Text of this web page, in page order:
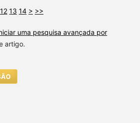
12 13 14 > >>
uma pesquisa avançada por
artigo.